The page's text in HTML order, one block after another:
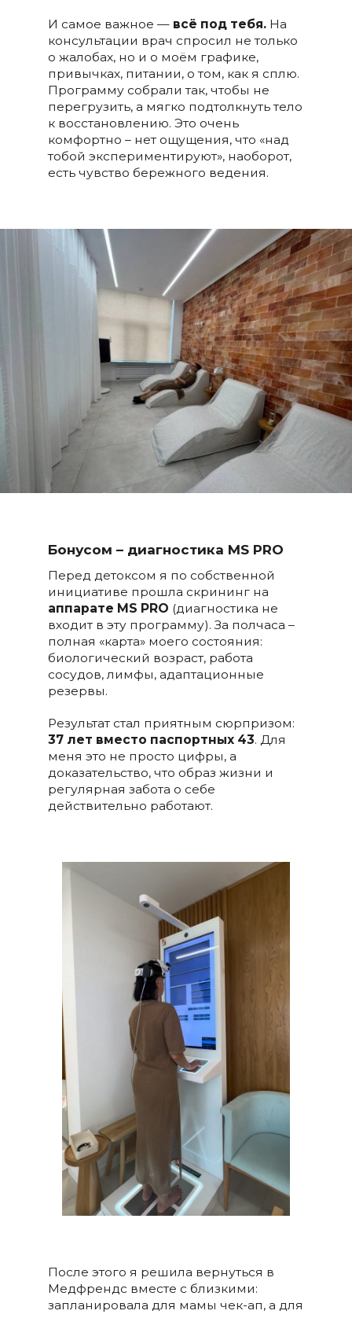
И самое важное — всё под тебя.На
консультации врач спросил не только
о жалобах, но и о моём графике,
привычках, питании, о том, как я сплю.
Программу собрали так, чтобы не
перегрузить, а мягко подтолкнуть тело
к восстановлению. Это очень
комфортно – нет ощущения, что «над
тобой экспериментируют», наоборот,
есть чувство бережного ведения.
Бонусом – диагностика MS PRO
Перед детоксом я по собственной
инициативе прошла скрининг на
аппарате MS PRO (диагностика не
входит в эту программу). За полчаса –
полная «карта» моего состояния:
биологический возраст, работа
сосудов, лимфы, адаптационные
резервы.
Результат стал приятным сюрпризом:
37 лет вместо паспортных 43. Для
меня это не просто цифры, а
доказательство, что образ жизни и
регулярная забота о себе
действительно работают.
После этого я решила вернуться в
Медфрендс вместе с близкими:
запланировала для мамы чек-ап, а для